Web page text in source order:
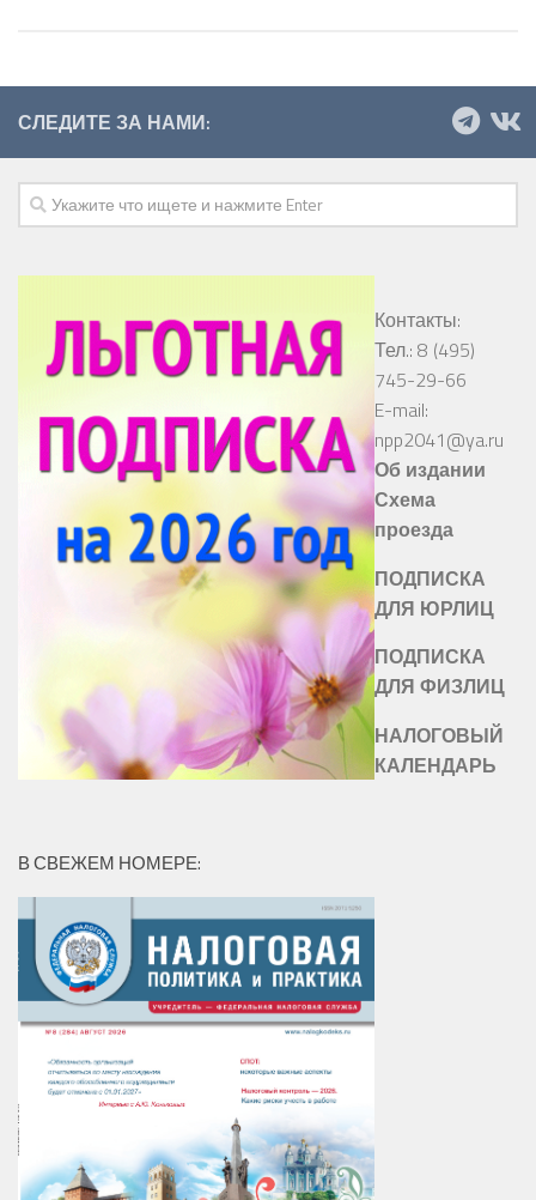
СЛЕДИТЕ ЗА НАМИ:
Контакты:
Тел.: 8 (495)
745-29-66
E-mail:
npp2041@ya.ru
Об издании
Схема
проезда
ПОДПИСКА
ДЛЯ ЮРЛИЦ
ПОДПИСКА
ДЛЯ ФИЗЛИЦ
НАЛОГОВЫЙ
КАЛЕНДАРЬ
В СВЕЖЕМ НОМЕРЕ: